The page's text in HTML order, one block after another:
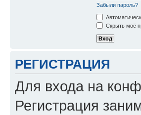
Забыли пароль?
Скрыть моё
РЕГИСТРАЦИЯ
Для входа на
Регистрация